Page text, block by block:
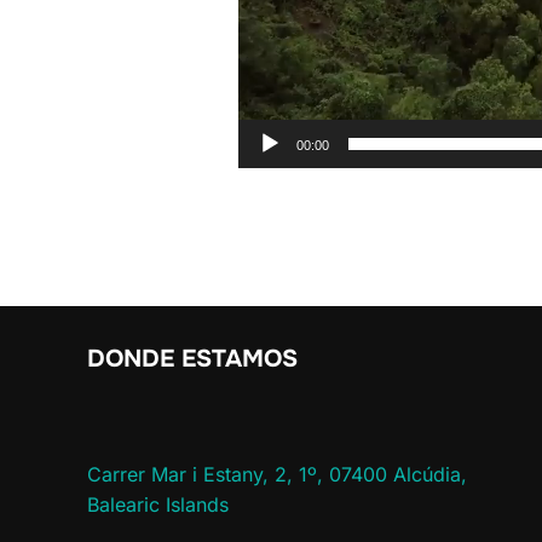
00:00
DONDE ESTAMOS
Carrer Mar i Estany, 2, 1º, 07400 Alcúdia,
Balearic Islands